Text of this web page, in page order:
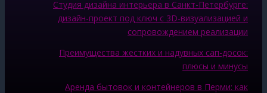
Студия дизайна интерьера в Санкт-Петербурге:
дизайн-проект под ключ с 3D-визуализацией и
сопровождением реализации
Преимущества жестких и надувных сап-досок:
плюсы и минусы
Аренда бытовок и контейнеров в Перми: как